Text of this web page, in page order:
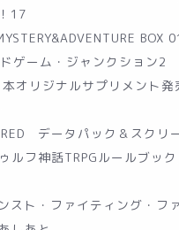
17
BOX
ゲーム・ジャンクション2
オリジナルサプリメント発
データパック＆スクリ
ルフ神話TRPGルールブック
スト・ファイティング・フ